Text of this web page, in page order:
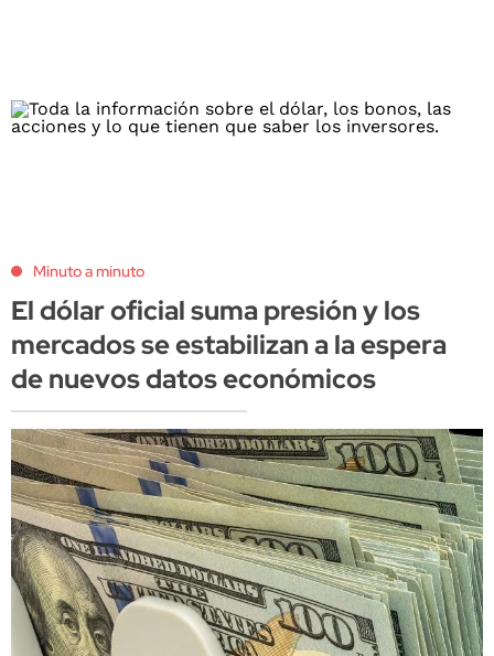
Minuto a minuto
El dólar oficial suma presión y los
mercados se estabilizan a la espera
de nuevos datos económicos